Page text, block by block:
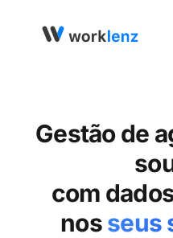
Gestão de
com
nosseus